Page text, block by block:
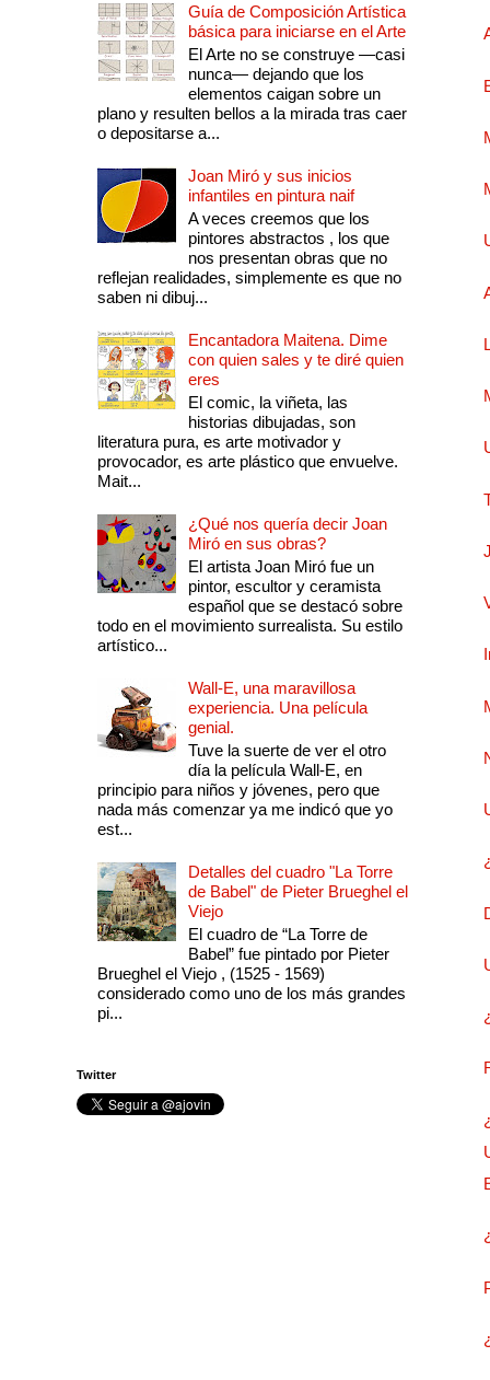
Guía de Composición Artística
básica para iniciarse en el Arte
El Arte no se construye —casi
nunca— dejando que los
elementos caigan sobre un
plano y resulten bellos a la mirada tras caer
o depositarse a...
Joan Miró y sus inicios
infantiles en pintura naif
A veces creemos que los
pintores abstractos , los que
nos presentan obras que no
reflejan realidades, simplemente es que no
saben ni dibuj...
Encantadora Maitena. Dime
con quien sales y te diré quien
eres
El comic, la viñeta, las
historias dibujadas, son
literatura pura, es arte motivador y
provocador, es arte plástico que envuelve.
Mait...
¿Qué nos quería decir Joan
Miró en sus obras?
El artista Joan Miró fue un
pintor, escultor y ceramista
español que se destacó sobre
todo en el movimiento surrealista. Su estilo
artístico...
Wall-E, una maravillosa
experiencia. Una película
genial.
Tuve la suerte de ver el otro
día la película Wall-E, en
principio para niños y jóvenes, pero que
nada más comenzar ya me indicó que yo
est...
Detalles del cuadro "La Torre
de Babel" de Pieter Brueghel el
Viejo
El cuadro de “La Torre de
Babel” fue pintado por Pieter
Brueghel el Viejo , (1525 - 1569)
considerado como uno de los más grandes
pi...
Twitter